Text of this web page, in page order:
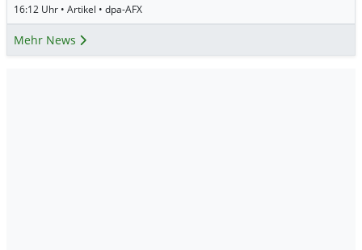
16:12 Uhr • Artikel • dpa-AFX
Mehr News